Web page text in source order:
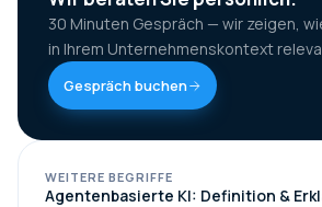
30 Minuten Gespräch — wir zeigen,
in Ihrem Unternehmenskontext
Gespräch buchen
WEITERE BEGRIFFE
Agentenbasierte KI: Definition &